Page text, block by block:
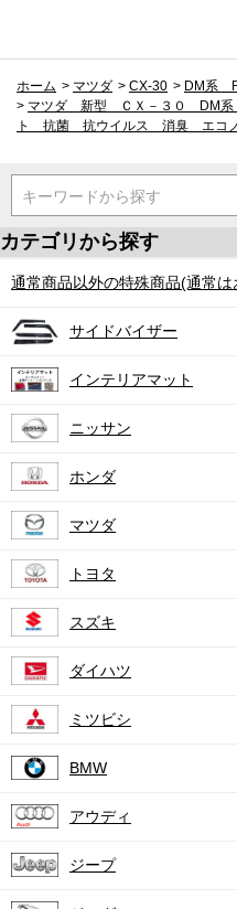
ホーム > マツダ > CX-30 > DM系
> マツダ 新型 ＣＸ－３０ DM
ト 抗菌 抗ウイルス 消臭 エコノ
キーワードから探す
カテゴリから探す
通常商品以外の特殊商品(通常
サイドバイザー
インテリアマット
ニッサン
ホンダ
マツダ
トヨタ
スズキ
ダイハツ
ミツビシ
BMW
アウディ
ジープ